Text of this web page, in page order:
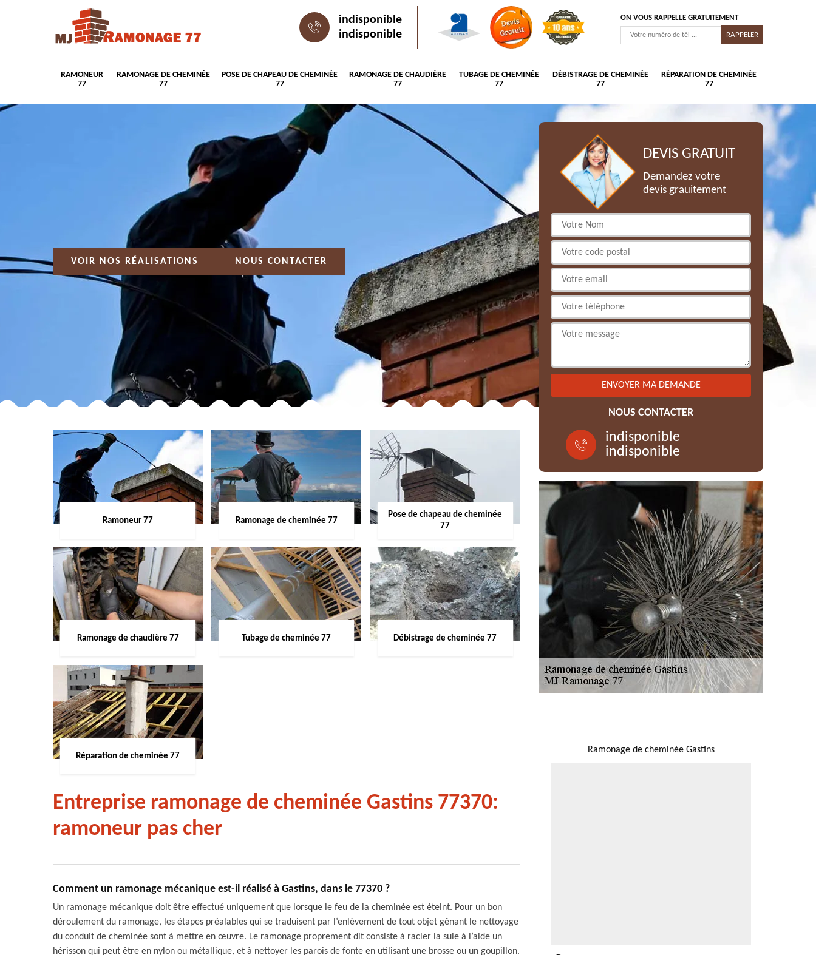
indisponible
indisponible
ON VOUS RAPPELLE GRATUITEMENT
RAMONEUR
77
RAMONAGE DE CHEMINÉE
77
POSE DE CHAPEAU DE CHEMINÉE
77
RAMONAGE DE CHAUDIÈRE
77
TUBAGE DE CHEMINÉE
77
DÉBISTRAGE DE CHEMINÉE
77
RÉPARATION DE CHEMINÉE
77
VOIR NOS RÉALISATIONS NOUS CONTACTER
Ramoneur 77 Ramonage de cheminée 77
Pose de chapeau de cheminée
77
Ramonage de chaudière 77 Tubage de cheminée 77 Débistrage de cheminée 77
Réparation de cheminée 77
Entreprise ramonage de cheminée Gastins 77370:
ramoneur pas cher
Comment un ramonage mécanique est-il réalisé à Gastins, dans le 77370 ?
Un ramonage mécanique doit être effectué uniquement que lorsque le feu de la cheminée est éteint. Pour un bon
déroulement du ramonage, les étapes préalables qui se traduisent par l’enlèvement de tout objet gênant le nettoyage
du conduit de cheminée sont à mettre en œuvre. Le ramonage proprement dit consiste à racler la suie à l’aide un
hérisson qui peut être en nylon ou métallique, et à nettoyer les parois de fonte en utilisant une brosse ou un goupillon.
DEVIS GRATUIT
Demandez votre
devis grauitement
NOUS CONTACTER
indisponible
indisponible
Ramonage de cheminée Gastins